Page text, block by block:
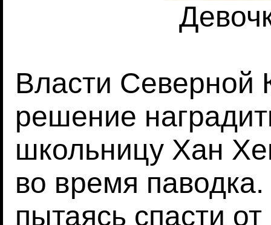
Власти Северной
решение
школьницу Хан
во время
пытаясь спасти